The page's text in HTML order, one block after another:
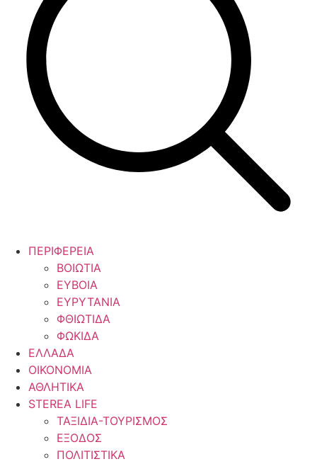
ΠΕΡΙΦΕΡΕΙΑ
ΒΟΙΩΤΙΑ
ΕΥΒΟΙΑ
ΕΥΡΥΤΑΝΙΑ
ΦΘΙΩΤΙΔΑ
ΦΩΚΙΔΑ
ΕΛΛΑΔΑ
ΟΙΚΟΝΟΜΙΑ
ΑΘΛΗΤΙΚΑ
STEREA LIFE
ΤΑΞΙΔΙΑ-ΤΟΥΡΙΣΜΟΣ
ΕΞΟΔΟΣ
ΠΟΛΙΤΙΣΤΙΚΑ